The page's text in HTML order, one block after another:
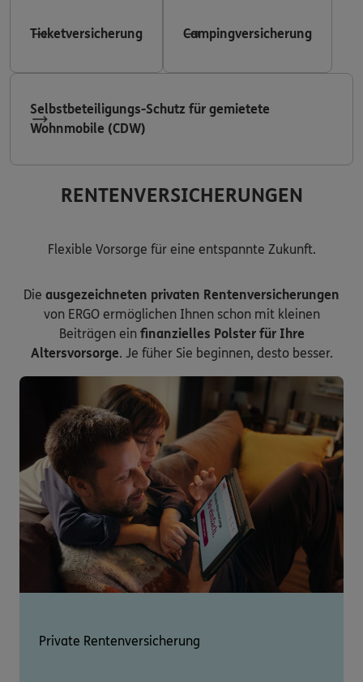
Ticketversicherung Campingversicherung
Selbstbeteiligungs-Schutz für gemietete
Wohnmobile (CDW)
RENTENVERSICHERUNGEN
Flexible Vorsorge für eine entspannte Zukunft.
Die ausgezeichneten privaten Rentenversicherungen
von ERGO ermöglichen Ihnen schon mit kleinen
Beiträgen ein finanzielles Polster für Ihre
Altersvorsorge. Je füher Sie beginnen, desto besser.
Private Rentenversicherung